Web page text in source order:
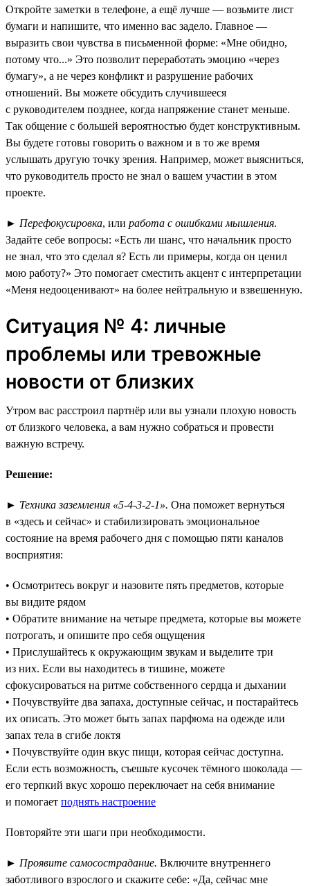
Откройте заметки в телефоне, а ещё лучше — возьмите лист
бумаги и напишите, что именно вас задело. Главное —
выразить свои чувства в письменной форме: «Мне обидно,
потому что...» Это позволит переработать эмоцию «через
бумагу», а не через конфликт и разрушение рабочих
отношений. Вы можете обсудить случившееся
с руководителем позднее, когда напряжение станет меньше.
Так общение с большей вероятностью будет конструктивным.
Вы будете готовы говорить о важном и в то же время
услышать другую точку зрения. Например, может выясниться,
что руководитель просто не знал о вашем участии в этом
проекте.
► Перефокусировка, или работа с ошибками мышления.
Задайте себе вопросы: «Есть ли шанс, что начальник просто
не знал, что это сделал я? Есть ли примеры, когда он ценил
мою работу?» Это помогает сместить акцент с интерпретации
«Меня недооценивают» на более нейтральную и взвешенную.
Ситуация № 4: личные
проблемы или тревожные
новости от близких
Утром вас расстроил партнёр или вы узнали плохую новость
от близкого человека, а вам нужно собраться и провести
важную встречу.
Решение:
► Техника заземления «5-4-3-2-1». Она поможет вернуться
в «здесь и сейчас» и стабилизировать эмоциональное
состояние на время рабочего дня с помощью пяти каналов
восприятия:
• Осмотритесь вокруг и назовите пять предметов, которые
вы видите рядом
• Обратите внимание на четыре предмета, которые вы можете
потрогать, и опишите про себя ощущения
• Прислушайтесь к окружающим звукам и выделите три
из них. Если вы находитесь в тишине, можете
сфокусироваться на ритме собственного сердца и дыхании
• Почувствуйте два запаха, доступные сейчас, и постарайтесь
их описать. Это может быть запах парфюма на одежде или
запах тела в сгибе локтя
• Почувствуйте один вкус пищи, которая сейчас доступна.
Если есть возможность, съешьте кусочек тёмного шоколада —
его терпкий вкус хорошо переключает на себя внимание
и помогает поднять настроение
Повторяйте эти шаги при необходимости.
► Проявите самосострадание. Включите внутреннего
заботливого взрослого и скажите себе: «Да, сейчас мне